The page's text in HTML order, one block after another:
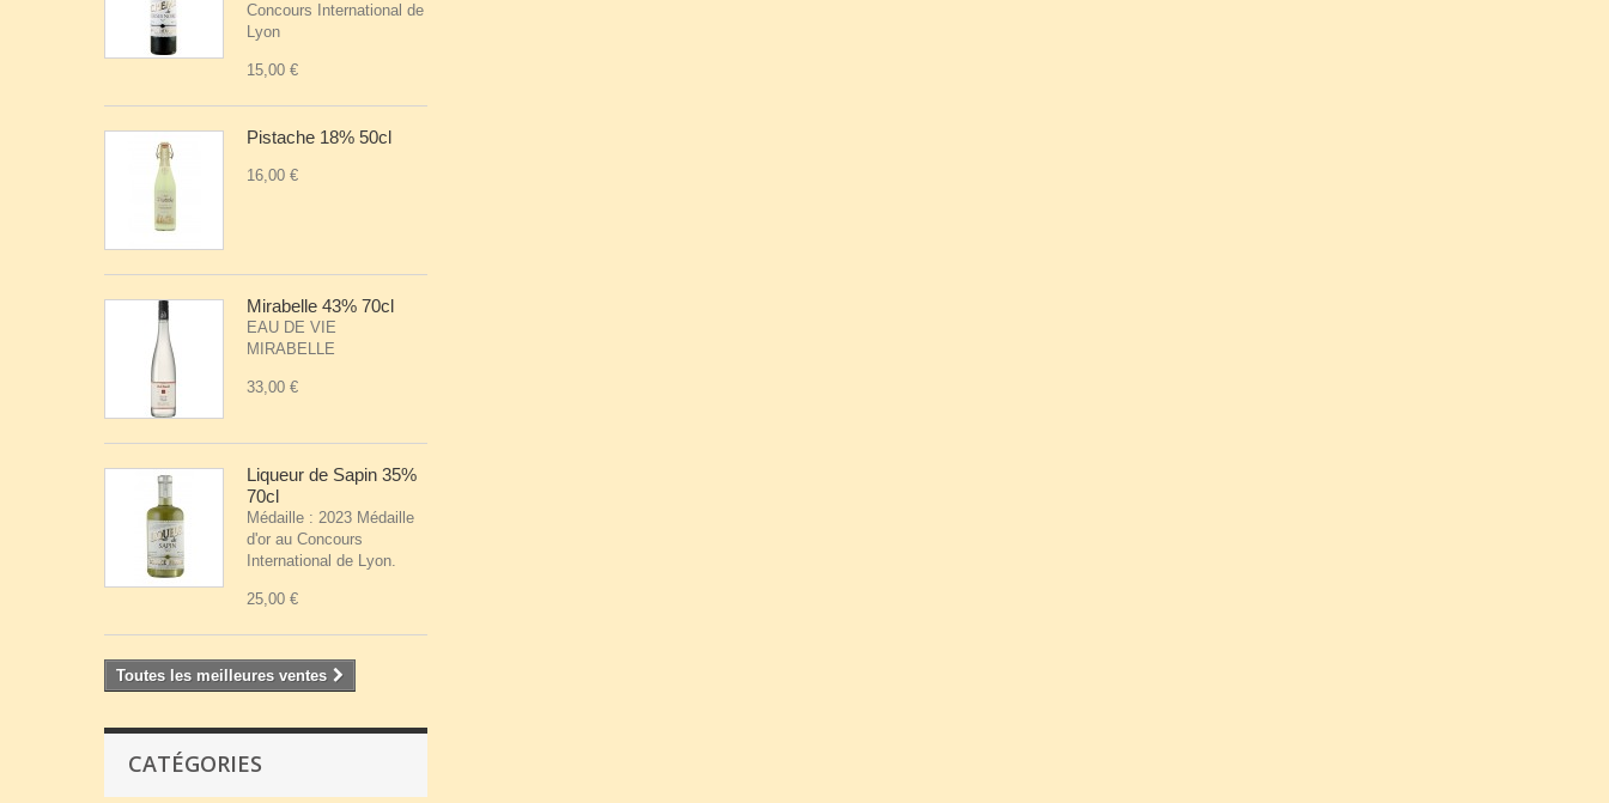
Concours International de
Lyon
15,00 €
Pistache 18% 50cl
16,00 €
Mirabelle 43% 70cl
EAU DE VIE
MIRABELLE
33,00 €
Liqueur de Sapin 35%
70cl
Médaille : 2023 Médaille
d'or au Concours
International de Lyon.
25,00 €
Toutes les meilleures ventes
CATÉGORIES